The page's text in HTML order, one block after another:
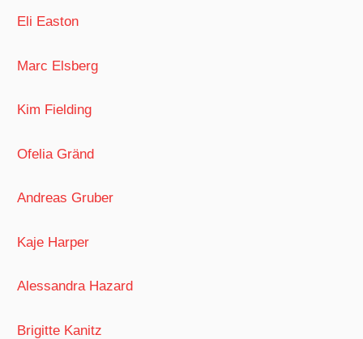
Eli Easton
Marc Elsberg
Kim Fielding
Ofelia Gränd
Andreas Gruber
Kaje Harper
Alessandra Hazard
Brigitte Kanitz